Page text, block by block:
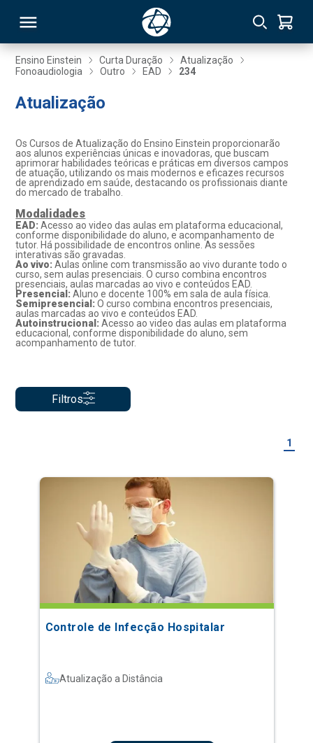
Ensino Einstein Curta Duração
Atualização
Fonoaudiologia
Outro EAD 234
Atualização
Os Cursos de Atualização do Ensino Einstein proporcionarão
aos alunos experiências únicas e inovadoras, que buscam
aprimorar habilidades teóricas e práticas em diversos campos
de atuação, utilizando os mais modernos e eficazes recursos
de aprendizado em saúde, destacando os profissionais diante
do mercado de trabalho.
Modalidades
EAD:Acesso ao video das aulas em plataforma educacional,
conforme disponibilidade do aluno, e acompanhamento de
tutor. Há possibilidade de encontros online. As sessões
interativas são gravadas.
Ao vivo: Aulas online com transmissão ao vivo durante todo o
curso, sem aulas presenciais. O curso combina encontros
presenciais, aulas marcadas ao vivo e conteúdos EAD.
Presencial:Aluno e docente 100% em sala de aula física.
Semipresencial:O curso combina encontros presenciais,
aulas marcadas ao vivo e conteúdos EAD.
Autoinstrucional:Acesso ao video das aulas em plataforma
educacional, conforme disponibilidade do aluno, sem
acompanhamento de tutor.
Filtros
1
Controle de Infecção Hospitalar
Atualização a Distância